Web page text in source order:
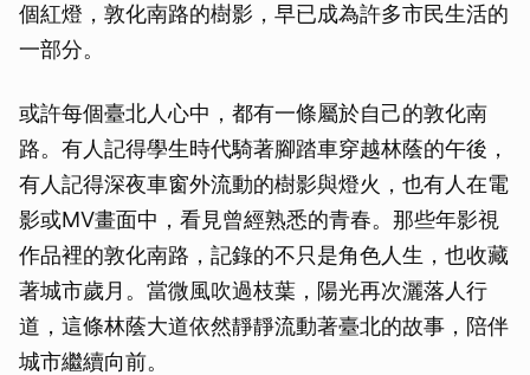
個紅燈，敦化南路的樹影，早已成為許多市民生活的
一部分。
或許每個臺北人心中，都有一條屬於自己的敦化南
路。有人記得學生時代騎著腳踏車穿越林蔭的午後，
有人記得深夜車窗外流動的樹影與燈火，也有人在電
影或MV畫面中，看見曾經熟悉的青春。那些年影視
作品裡的敦化南路，記錄的不只是角色人生，也收藏
著城市歲月。當微風吹過枝葉，陽光再次灑落人行
道，這條林蔭大道依然靜靜流動著臺北的故事，陪伴
城市繼續向前。